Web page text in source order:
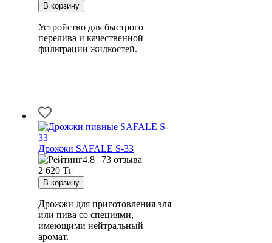
Устройство для быстрого
перелива и качественной
фильтрации жидкостей.
Дрожжи SAFALE S-33
4.8 | 73 отзыва
2 620 Тг
Дрожжи для приготовления эля
или пива со специями,
имеющими нейтральный
аромат.